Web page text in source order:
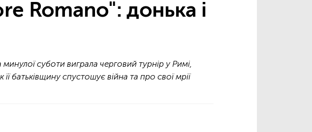
Romano": донька і
минулої суботи виграла черговий турнір у Римі,
батьківщину спустошує війна та про свої мрії